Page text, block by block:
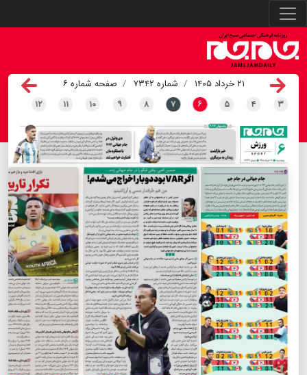
۲۱ خرداد ۱۴۰۵ شماره ۷۳۴۲
صفحه شماره ۶
۳ ۴ ۵ ۶ ۷ ۸ ۹ ۱۰ ۱۱ ۱۲